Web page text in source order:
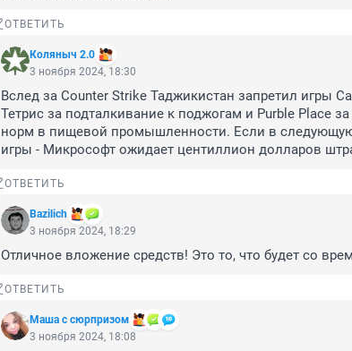
ОТВЕТИТЬ
Коляныч 2.0
3 ноября 2024, 18:30
Вслед за Counter Strike Таджикистан запретил игры
Тетрис за подталкивание к поджогам и Purble Place
норм в пищевой промышленности. Если в
игры - Микрософт ожидает центиллион долларов
ОТВЕТИТЬ
Bazilich
3 ноября 2024, 18:29
Отличное вложение средств! Это то, что будет со
ОТВЕТИТЬ
Маша с сюрпризом
3 ноября 2024, 18:08